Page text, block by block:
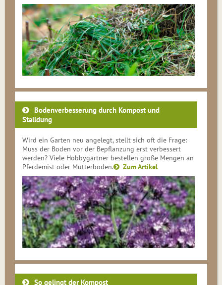
Bodenverbesserung durch Kompost und
Stalldung
Wird ein Garten neu angelegt, stellt sich oft die Frage:
Muss der Boden vor der Be­pflan­zung erst verbessert
werden? Viele Hobby­gärt­ner bestellen große Mengen an
Pfer­de­mist oder Mutterboden.
Zum Artikel
So gelingt der Kompost